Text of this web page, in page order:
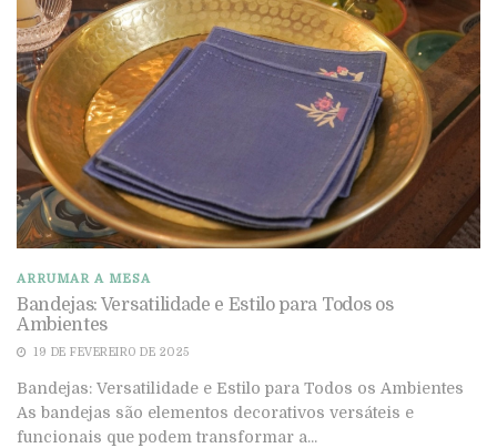
ARRUMAR A MESA
Bandejas: Versatilidade e Estilo para Todos os
Ambientes
19 DE FEVEREIRO DE 2025
Bandejas: Versatilidade e Estilo para Todos os Ambientes
As bandejas são elementos decorativos versáteis e
funcionais que podem transformar a...